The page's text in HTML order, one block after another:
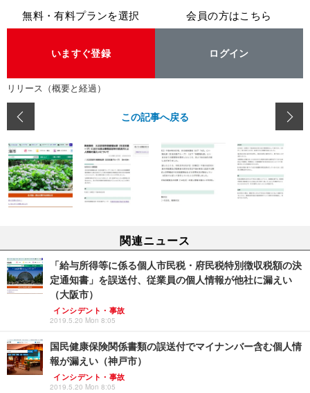
無料・有料プランを選択
いますぐ登録
会員の方はこちら
ログイン
リリース（概要と経過）
この記事へ戻る
関連ニュース
「給与所得等に係る個人市民税・府民税特別徴収税額の決
定通知書」を誤送付、従業員の個人情報が他社に漏えい
（大阪市）
インシデント・事故
2019.5.20 Mon 8:05
国民健康保険関係書類の誤送付でマイナンバー含む個人情
報が漏えい（神戸市）
インシデント・事故
2019.5.20 Mon 8:05